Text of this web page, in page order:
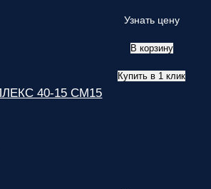
Узнать цену
В корзину
Купить в 1 клик
40-15 СМ15